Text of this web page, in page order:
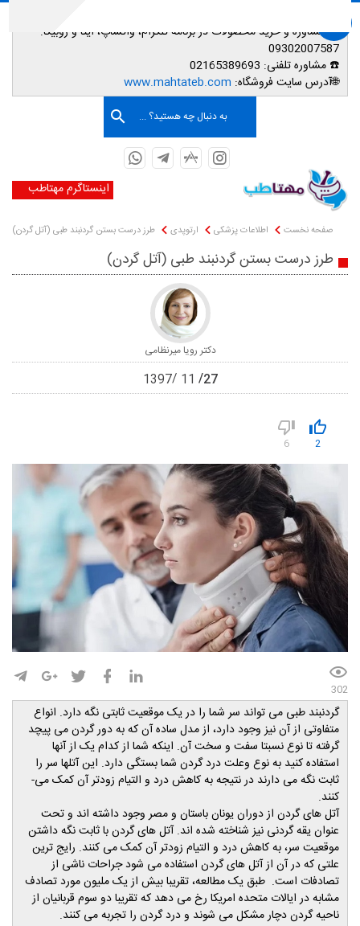
📱مشاوره و خرید محصولات در برنامه تلگرام، واتساپ، ایتا و روبیکا:
09302007587
☎️ مشاوره تلفنی:
🌐آدرس سایت فروشگاه: www.mahtateb.com
به دنبال چه هستید؟ ...
اینستاگرم مهتاطب
صفحه نخست اطلاعات پزشکی ارتوپدی طرز درست بستن گردنبند طبی (آتل گردن)
طرز درست بستن گردنبند طبی (آتل گردن)
دکتر رویا میرنظامی
27
11
1397
2
6
302
گردنبند طبی می ­تواند سر شما را در یک موقعیت ثابتی نگه دارد. انواع
متفاوتی از آن نیز وجود دارد، از مدل ساده­ آن که به دور گردن می پیچد
گرفته تا نوع نسبتا سفت و سخت آن. این­که شما از کدام یک از آن­ها
استفاده کنید به نوع وعلت درد گردن شما بستگی دارد. این آتل­ها سر را
ثابت نگه می­ دارند در نتیجه به کاهش درد و التیام زودتر آن کمک می­
کنند.
آتل­ های گردن از دوران یونان باستان و مصر وجود داشته ­اند و تحت
عنوان یقه گردنی نیز شناخته شده­ اند. آتل­ های گردن با ثابت نگه داشتن
موقعیت سر، به کاهش درد و التیام زودتر آن کمک می­ کنند. رایج­ ترین
علتی که در آن از آتل­ های گردن استفاده می ­شود جراحات ناشی از
تصادفات است. طبق یک مطالعه، تقریبا بیش از یک ملیون مورد تصادف
مشابه در ایالات متحده امریکا رخ می دهد که تقریبا دو سوم قربانیان از
ناحیه گردن دچار مشکل می­ شوند و درد گردن را تجربه می ­کنند.